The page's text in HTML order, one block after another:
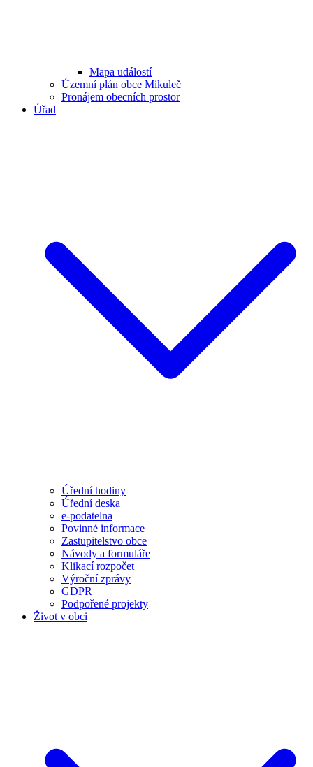
Mapa událostí
Územní plán obce Mikuleč
Pronájem obecních prostor
Úřad
Úřední hodiny
Úřední deska
e-podatelna
Povinné informace
Zastupitelstvo obce
Návody a formuláře
Klikací rozpočet
Výroční zprávy
GDPR
Podpořené projekty
Život v obci